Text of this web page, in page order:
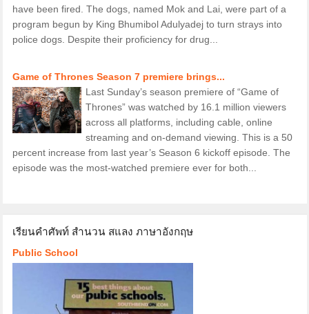
have been fired. The dogs, named Mok and Lai, were part of a
program begun by King Bhumibol Adulyadej to turn strays into
police dogs. Despite their proficiency for drug...
Game of Thrones Season 7 premiere brings...
Last Sunday’s season premiere of “Game of
Thrones” was watched by 16.1 million viewers
across all platforms, including cable, online
streaming and on-demand viewing. This is a 50
percent increase from last year’s Season 6 kickoff episode. The
episode was the most-watched premiere ever for both...
เรียนคำศัพท์ สำนวน สแลง ภาษาอังกฤษ
Public School